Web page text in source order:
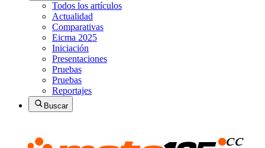
Todos los artículos
Actualidad
Comparativas
Eicma 2025
Iniciación
Presentaciones
Pruebas
Pruebas
Reportajes
Buscar